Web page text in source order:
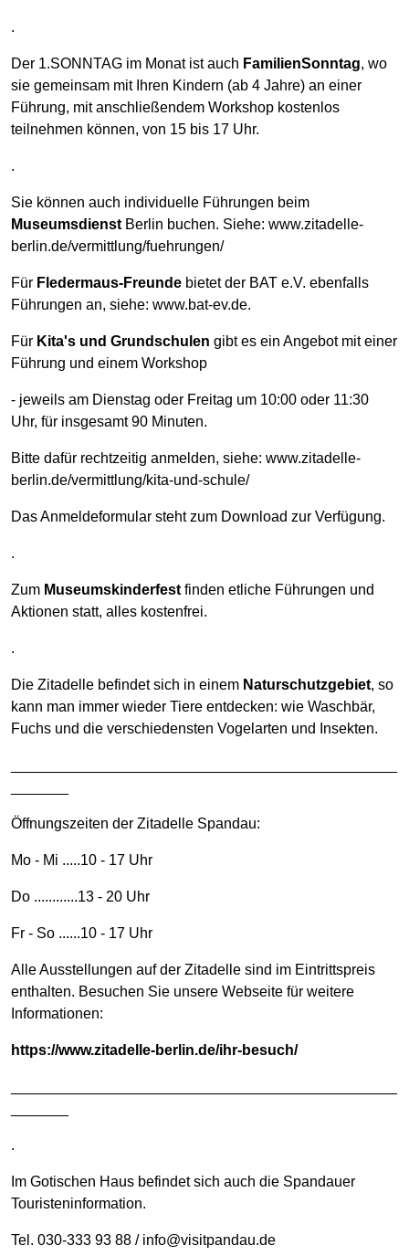
.
Der 1.SONNTAG im Monat ist auch FamilienSonntag, wo
sie gemeinsam mit Ihren Kindern (ab 4 Jahre) an einer
Führung, mit anschließendem Workshop kostenlos
teilnehmen können, von 15 bis 17 Uhr.
.
Sie können auch individuelle Führungen beim
Museumsdienst Berlin buchen. Siehe: www.zitadelle-
berlin.de/vermittlung/fuehrungen/
Für Fledermaus-Freunde bietet der BAT e.V. ebenfalls
Führungen an, siehe: www.bat-ev.de.
Für Kita's und Grundschulen gibt es ein Angebot mit einer
Führung und einem Workshop
- jeweils am Dienstag oder Freitag um 10:00 oder 11:30
Uhr, für insgesamt 90 Minuten.
Bitte dafür rechtzeitig anmelden, siehe: www.zitadelle-
berlin.de/vermittlung/kita-und-schule/
Das Anmeldeformular steht zum Download zur Verfügung.
.
Zum Museumskinderfest finden etliche Führungen und
Aktionen statt, alles kostenfrei.
.
Die Zitadelle befindet sich in einem Naturschutzgebiet, so
kann man immer wieder Tiere entdecken: wie Waschbär,
Fuchs und die verschiedensten Vogelarten und Insekten.
Öffnungszeiten der Zitadelle Spandau:
Mo - Mi .....10 - 17 Uhr
Do ............13 - 20 Uhr
Fr - So ......10 - 17 Uhr
Alle Ausstellungen auf der Zitadelle sind im Eintrittspreis
enthalten. Besuchen Sie unsere Webseite für weitere
Informationen:
https://www.zitadelle-berlin.de/ihr-besuch/
.
Im Gotischen Haus befindet sich auch die Spandauer
Touristeninformation.
Tel. 030-333 93 88 / info@visitpandau.de